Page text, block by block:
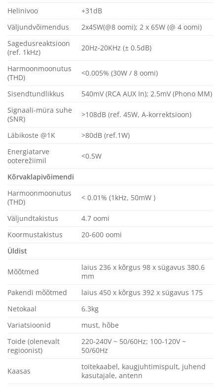
Helinivoo
+31dB
Väljundvõimendus
2x45W(@8 oomi); 2 x 65W (@ 4 oomi)
Sagedusreaktsioon
(ref. 1kHz)
20Hz-20KHz (± 0.5dB)
Harmoonmoonutus
(THD)
<0.005% (30W / 8 oomi)
Sisendtundlikkus
540mV (RCA AUX In); 2.5mV (Phono MM)
Signaali-müra suhe
(SNR)
>108dB (ref. 45W, A-korrektsioon)
Läbikoste @1K
>80dB (ref.1W)
Energiatarve
ooterežiimil
<0.5W
Kõrvaklapivõimendi
Harmoonmoonutus
(THD)
< 0.01% (1kHz, 50mW )
Väljundtakistus
4.7 oomi
Koormustakistus
20-600 oomi
Üldist
Mõõtmed
laius 236 x kõrgus 98 x sügavus 380.6
mm
Pakendi mõõtmed
laius 450 x kõrgus 392 x sügavus 175
Netokaal
6.3kg
Variatsioonid
must, hõbe
Toide (olenevalt
regioonist)
220-240V ~ 50/60Hz; 100-120V ~
50/60Hz
Kaasas
toitekaabel, kaugjuhtimispult, juhend
kasutajale, antenn